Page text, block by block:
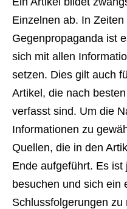
Einzelnen ab. In
Gegenpropaganda ist
sich mit allen
setzen. Dies gilt auch
Artikel, die nach
verfasst sind. Um die
Informationen zu
Quellen, die in den
Ende aufgeführt. Es
besuchen und sich ein
Schlussfolgerungen zu